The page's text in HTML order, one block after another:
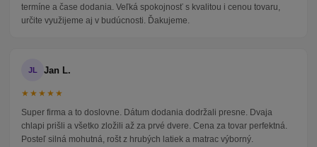
termíne a čase dodania. Veľká spokojnosť s kvalitou i cenou tovaru,
určite využijeme aj v budúcnosti. Ďakujeme.
JL Jan L.
★★★★★
Super firma a to doslovne. Dátum dodania dodržali presne. Dvaja
chlapi prišli a všetko zložili až za prvé dvere. Cena za tovar perfektná.
Posteľ silná mohutná, rošt z hrubých latiek a matrac výborný.